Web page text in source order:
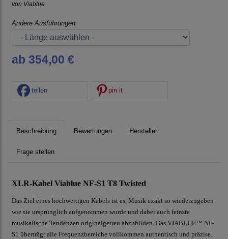
von Viablue
Andere Ausführungen:
ab 354,00 €
teilen pin it
Beschreibung Bewertungen Hersteller
Frage stellen
XLR-Kabel Viablue NF-S1 T8 Twisted
Das Ziel eines hochwertigen Kabels ist es, Musik exakt so wiederzugeben
wie sie ursprünglich aufgenommen wurde und dabei auch feinste
musikalische Tendenzen originalgetreu abzubilden. Das VIABLUE™ NF-
S1 überträgt alle Frequenzbereiche vollkommen authentisch und präzise.